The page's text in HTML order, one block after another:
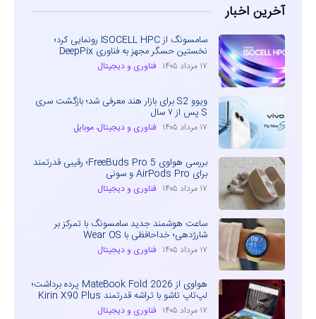
آخرین اخبار
سامسونگ از ISOCELL HPC رونمایی کرد؛
نخستین حسگر مجهز به فناوری DeepPix
۱۷ مرداد ۱۴۰۵ فناوری و دیجیتال
ویوو S2 برای بازار هند معرفی شد؛ بازگشت سری
S پس از ۷ سال
۱۷ مرداد ۱۴۰۵ فناوری و دیجیتال، موبایل
بررسی هواوی FreeBuds Pro 5؛ رقیبی قدرتمند
برای AirPods Pro و سونی
۱۷ مرداد ۱۴۰۵ فناوری و دیجیتال
ساعت هوشمند جدید سامسونگ با تمرکز بر
شارژدهی؛ خداحافظی با Wear OS
۱۷ مرداد ۱۴۰۵ فناوری و دیجیتال
هواوی از MateBook Fold 2026 پرده برداشت؛
لپ‌تاپ تاشو با تراشه قدرتمند Kirin X90 Plus
۱۷ مرداد ۱۴۰۵ فناوری و دیجیتال